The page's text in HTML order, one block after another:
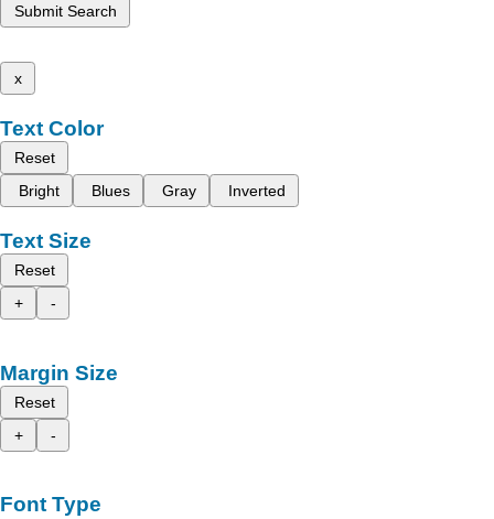
Submit Search
x
Text Color
Reset
Bright
Blues Gray Inverted
Text Size
Reset
+
-
Margin Size
Reset
+
-
Font Type